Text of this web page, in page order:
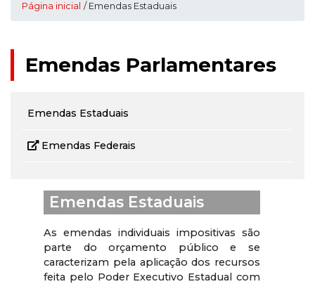
Página inicial / Emendas Estaduais
Emendas Parlamentares
Emendas Estaduais
Emendas Federais
Emendas Estaduais
As emendas individuais impositivas são
parte do orçamento público e se
caracterizam pela aplicação dos recursos
feita pelo Poder Executivo Estadual com